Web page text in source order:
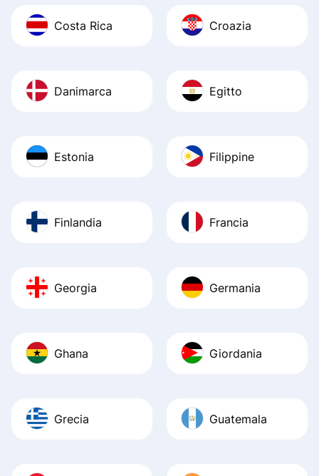
Costa Rica Croazia
Danimarca Egitto
Estonia Filippine
Finlandia Francia
Georgia Germania
Ghana Giordania
Grecia Guatemala